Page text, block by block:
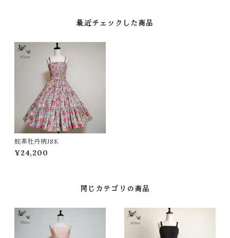
最近チェックした商品
蛇革牡丹柄JSK
¥24,200
同じカテゴリの商品